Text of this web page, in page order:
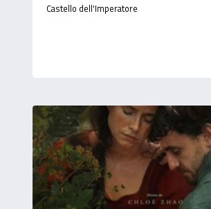
Castello dell'Imperatore